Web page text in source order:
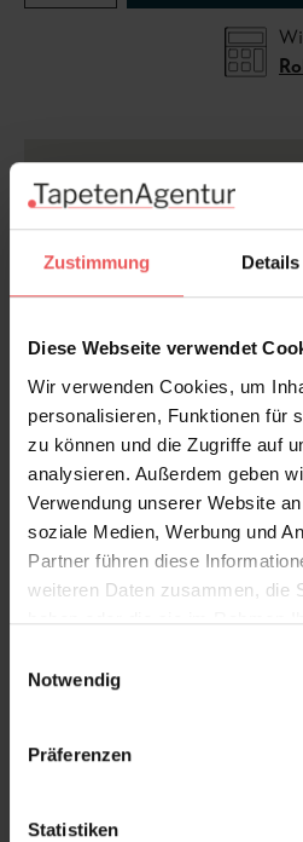
Zustimmung Details
Diese Webseite verwendet
Wir verwenden Cookies, um
personalisieren, Funktionen für
zu können und die Zugriffe auf
analysieren. Außerdem geben
Verwendung unserer Website
soziale Medien, Werbung und
Partner führen diese
weiteren Daten zusammen, die
haben oder die sie im Rahmen
Notwendig
Präferenzen
Statistiken
Präzision klassischer
Design. Das filigrane,
Liniengeflecht erinnert an
Navyblau gehalten, wirkt das
zugleich elegant und
lassen das Muster lebendig
aufdringlich zu wirken. Ob im
Homeoffice – diese
und verleiht Räumen eine
Ausstrahlung.